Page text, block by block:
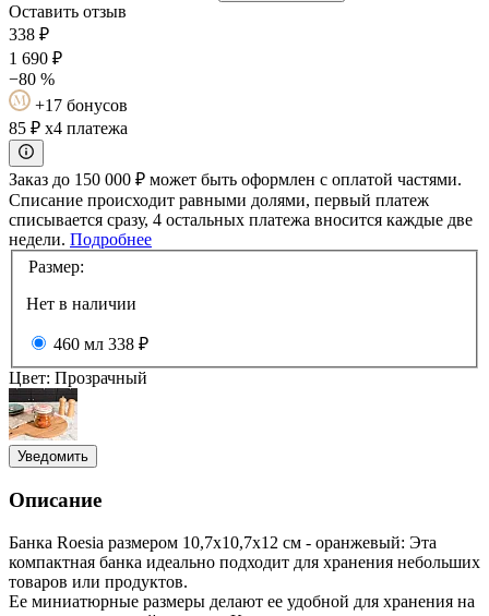
Оставить отзыв
338 ₽
1 690 ₽
−80 %
+17 бонусов
85 ₽ x4 платежа
Заказ до 150 000 ₽ может быть оформлен с оплатой частями.
Списание происходит равными долями, первый платеж
списывается сразу, 4 остальных платежа вносится каждые две
недели. Подробнее
Размер:
Нет в наличии
460 мл 338 ₽
Цвет: Прозрачный
Уведомить
Описание
Банка Roesia размером 10,7x10,7x12 см - оранжевый: Эта
компактная банка идеально подходит для хранения небольших
товаров или продуктов.
Ее миниатюрные размеры делают ее удобной для хранения на